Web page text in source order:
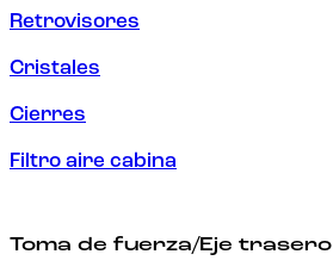
Retrovisores
Cristales
Cierres
Filtro aire cabina
Toma de fuerza/Eje trasero